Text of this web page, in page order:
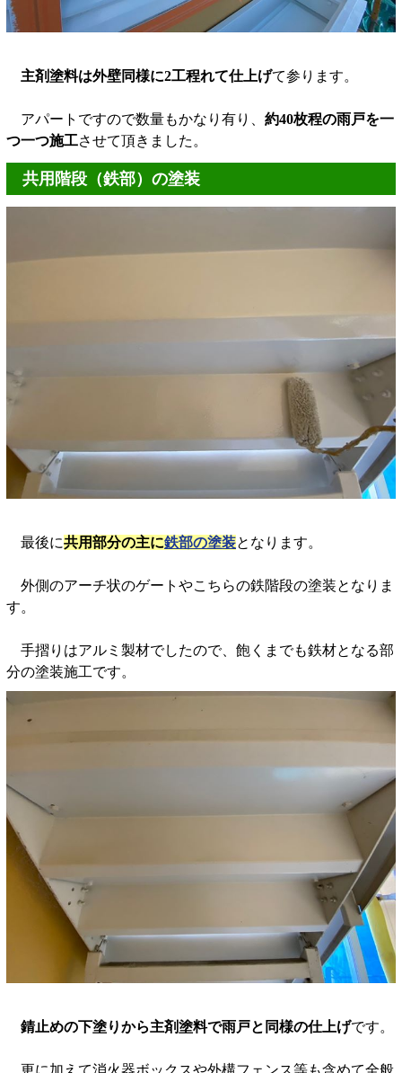
主剤塗料は外壁同様に2工程れて仕上げて参ります。
アパートですので数量もかなり有り、 約40枚程の雨戸を一
つ一つ施工させて頂きました。
共用階段（鉄部）の塗装
最後に共用部分の主に鉄部の塗装となります。
外側のアーチ状のゲートやこちらの鉄階段の塗装となりま
す。
手摺りはアルミ製材でしたので、飽くまでも鉄材となる部
分の塗装施工です。
錆止めの下塗りから主剤塗料で雨戸と同様の仕上げです。